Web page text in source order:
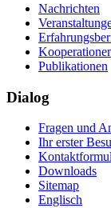
Nachrichten
Publikationen
Dialog
Fragen und
Ihr erster
Downloads
Sitemap
Englisch